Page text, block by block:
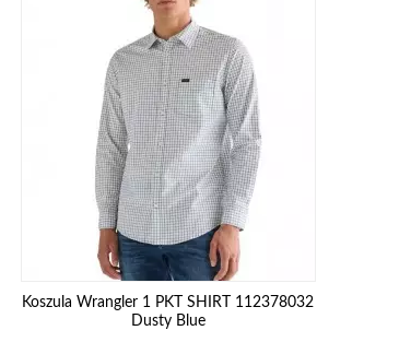
Koszula Wrangler 1 PKT SHIRT 112378032
Dusty Blue